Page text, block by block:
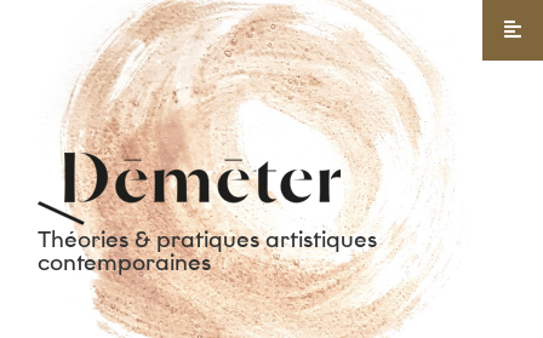
Accéder au menu
Accéder au contenu
Accéder au pied de page
Théories & pratiques artistiques
contemporaines